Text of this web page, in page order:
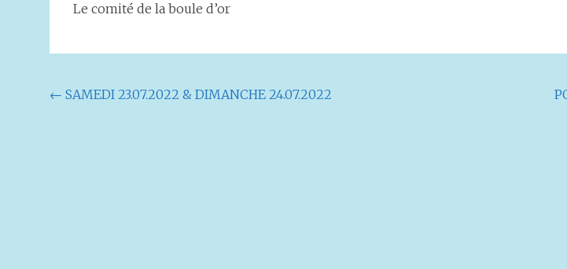
Le comité de la boule d’or
Navigation
← SAMEDI 23.07.2022 & DIMANCHE 24.07.2022